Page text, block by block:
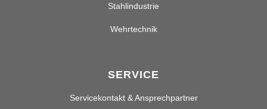
Stahlindustrie
Wehrtechnik
SERVICE
Servicekontakt & Ansprechpartner